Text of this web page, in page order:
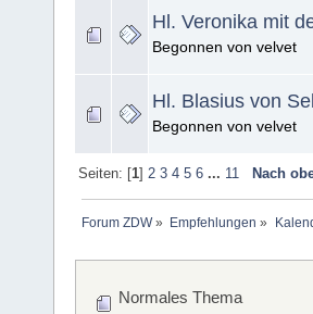
Hl. Veronika mit
Begonnen von velvet
Hl. Blasius von
Begonnen von velvet
Seiten: [1] 2 3 4 5 6 ... 11 Nach
Forum ZDW» Empfehlungen »
Normales Thema